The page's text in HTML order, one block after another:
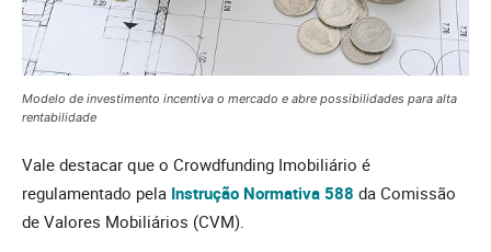
Modelo de investimento incentiva o mercado e abre possibilidades para alta
rentabilidade
Vale destacar que o Crowdfunding Imobiliário é
regulamentado pela Instrução Normativa 588 da Comissão
de Valores Mobiliários (CVM).